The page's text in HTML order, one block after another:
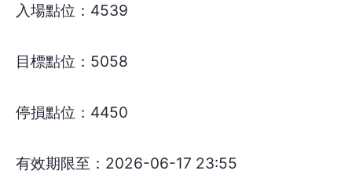
入場點位：4539
目標點位：5058
停損點位：4450
有效期限至：2026-06-17 23:55